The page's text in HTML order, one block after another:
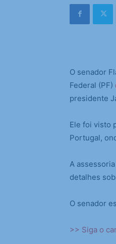
O senador
Federal (PF)
presidente
Ele foi visto
Portugal,
A
detalhes
O senador
>> Siga o